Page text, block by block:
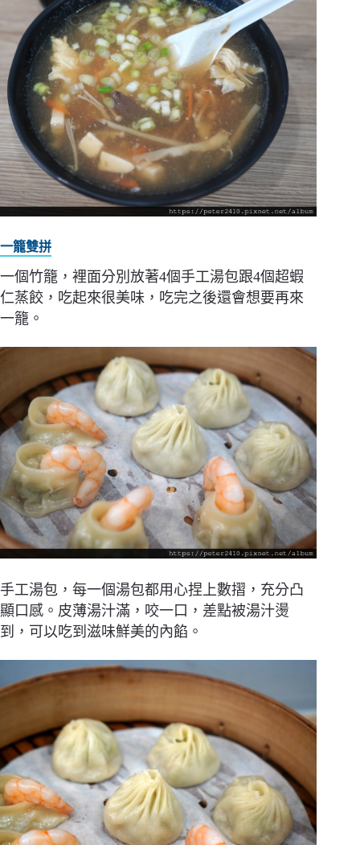
一籠雙拼
一個竹籠，裡面分別放著4個手工湯包跟4個超蝦
仁蒸餃，吃起來很美味，吃完之後還會想要再來
一籠。
手工湯包，每一個湯包都用心捏上數摺，充分凸
顯口感。皮薄湯汁滿，咬一口，差點被湯汁燙
到，可以吃到滋味鮮美的內餡。